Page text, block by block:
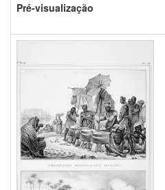
Pré-visualização